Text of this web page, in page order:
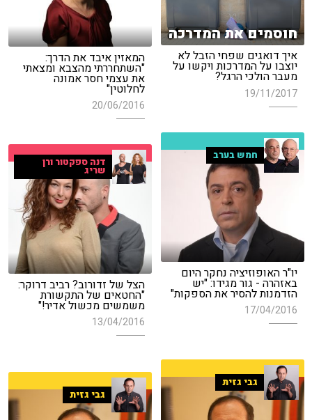
חוסמים את המדרכה
איך דואגים שפחי הזבל לא
יוצבו על המדרכות ויקשו על
מעבר הולכי הרגל?
19/11/2017
המאזין איבד את הדרך:
"השתחררתי מהצבא ומצאתי
את עצמי חסר אמונה
לחלוטין"
20/06/2016
חמש בערב
יו"ר האופוזיציה נחקר היום
באזהרה - גור מגידו: "יש
הזדמנות להסיר את הספקות"
17/04/2016
דנה ספקטור ורן
שריג
הצל של זדורוב? רביב דרוקר:
"החטאים של התקשורת
משמשים מכשול אדיר!"
13/04/2016
גבי גזית
גבי גזית